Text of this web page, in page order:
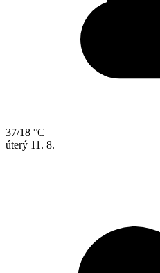
37/18 °C
úterý 11. 8.